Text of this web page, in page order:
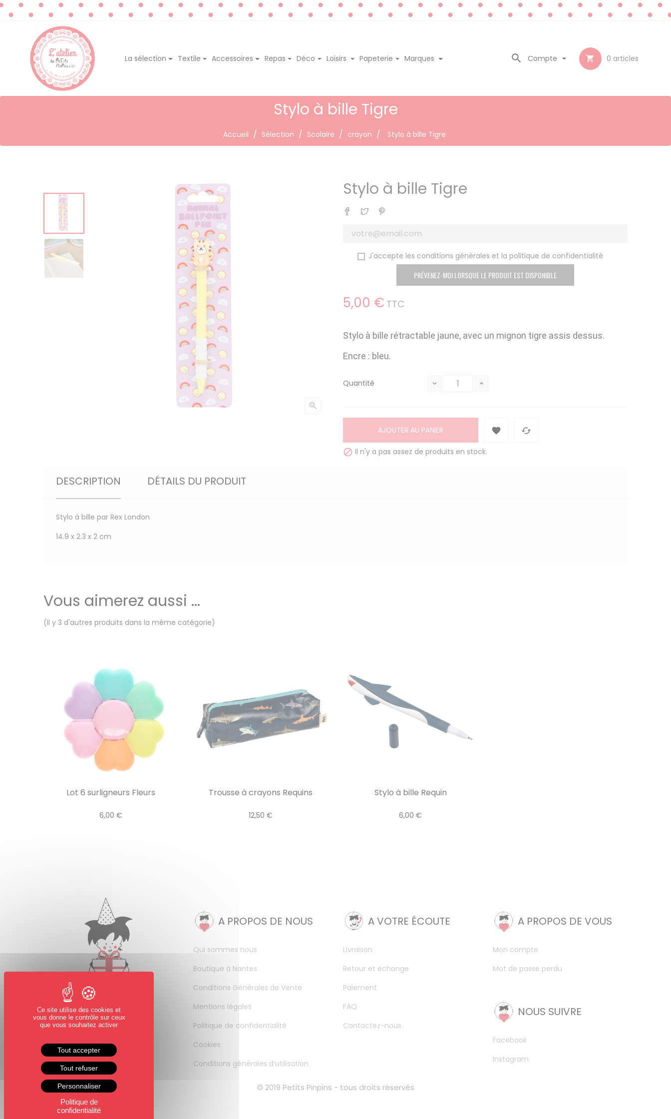
La sélection Textile Accessoires Repas Déco Loisirs Papeterie Marques  0 articles
Compte 

Stylo à bille Tigre
Accueil Sélection Scolaire crayon Stylo à bille Tigre

Stylo à bille Tigre
Partager
Tweet
J'accepte les conditions générales et la politique de confidentialité
PRÉVENEZ-MOI LORSQUE LE PRODUIT EST DISPONIBLE
5,00 € TTC
Stylo à bille rétractable jaune, avec un mignon tigre assis dessus.
Encre : bleu.
Quantité
AJOUTER AU PANIER  
 Il n'y a pas assez de produits en stock.
DESCRIPTION DÉTAILS DU PRODUIT
Stylo à bille par Rex London
14.9 x 2.3 x 2 cm
Vous aimerez aussi ...
(Il y 3 d'autres produits dans la même catégorie)
Lot 6 surligneurs Fleurs
6,00 €
Trousse à crayons Requins
12,50 €
Stylo à bille Requin
6,00 €
A PROPOS DE NOUS
Qui sommes nous
Boutique à Nantes
Conditions Générales de Vente
Mentions légales
Politique de confidentialité
Cookies
Conditions générales d’utilisation
A VOTRE ÉCOUTE
Livraison
Retour et échange
Paiement
FAQ
Contactez-nous
A PROPOS DE VOUS
Mon compte
Mot de passe perdu
NOUS SUIVRE
Facebook
Instagram
© 2019 Petits Pinpins - tous droits réservés
Ce site utilise des cookies et
vous donne le contrôle sur ceux
que vous souhaitez activer
Tout accepter
Tout refuser
Personnaliser
Politique de
confidentialité